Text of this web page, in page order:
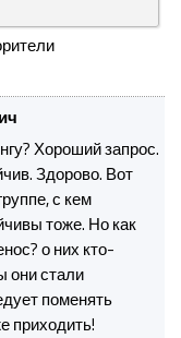
Хороший запрос.
Здорово. Вот
с кем
тоже. Но как
о них кто-
они стали
поменять
приходить!